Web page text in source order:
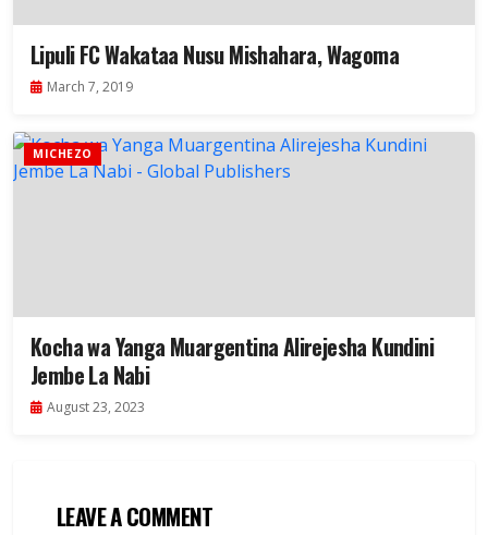
Lipuli FC Wakataa Nusu Mishahara, Wagoma
March 7, 2019
MICHEZO
Kocha wa Yanga Muargentina Alirejesha Kundini
Jembe La Nabi
August 23, 2023
LEAVE A COMMENT